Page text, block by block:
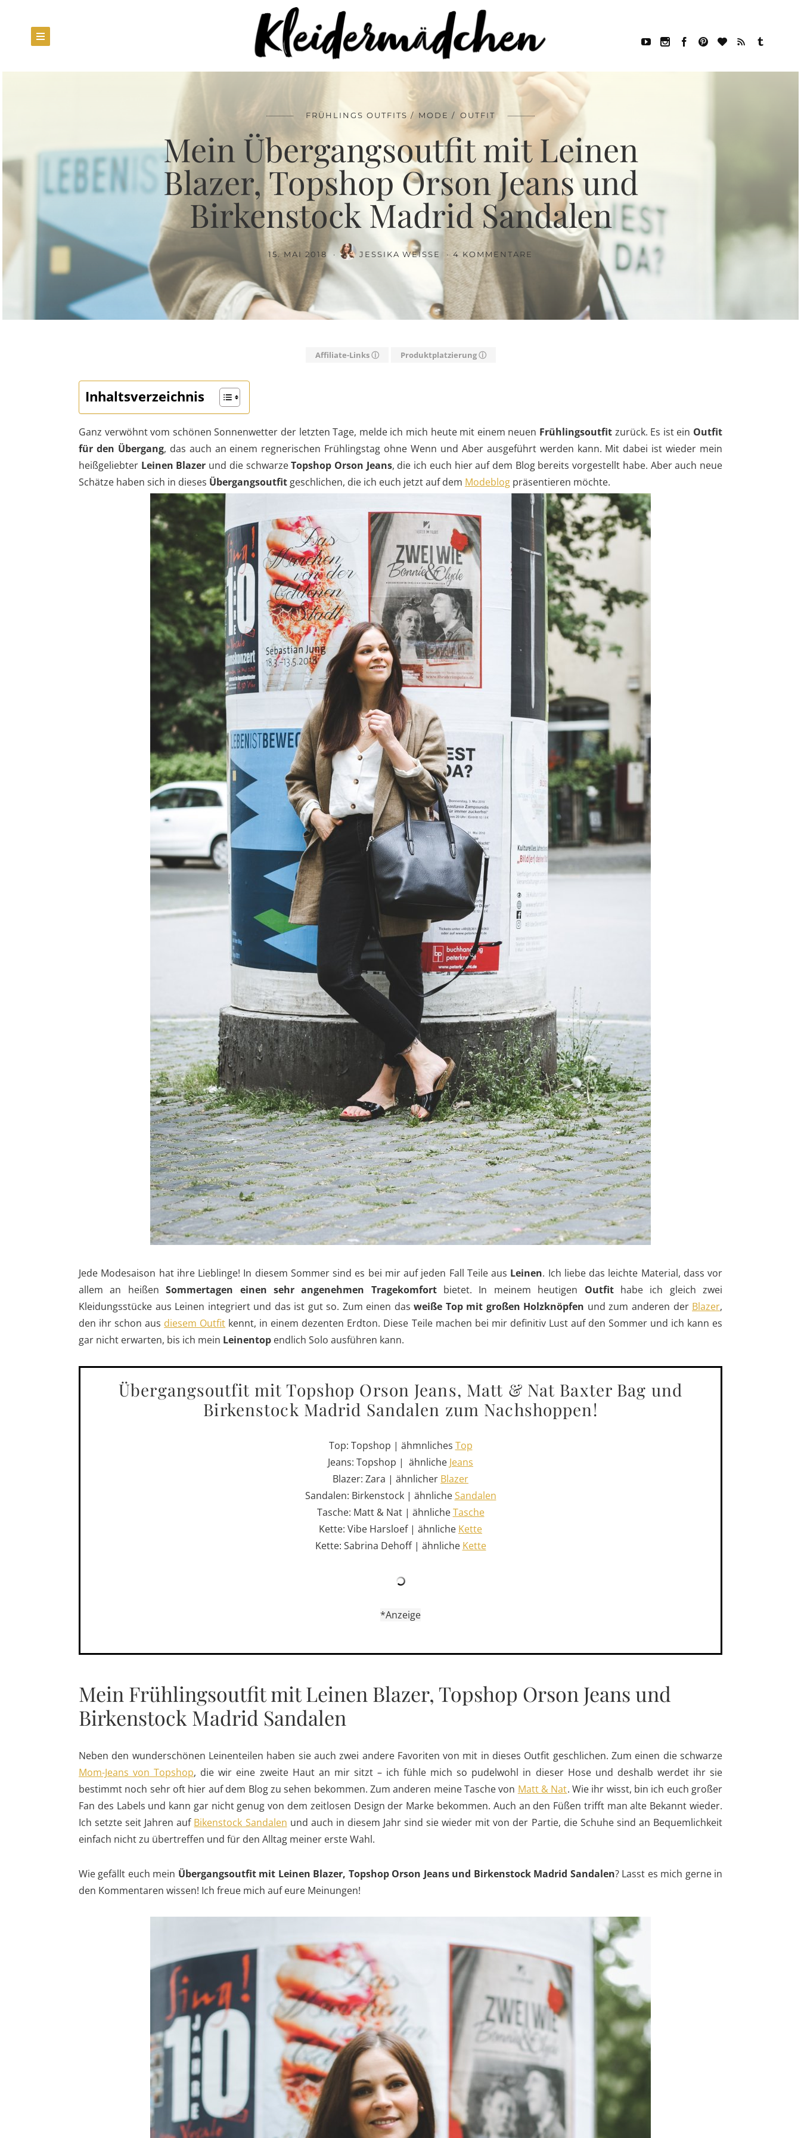
Mein Übergangsoutfit mit Leinen Blazer, Topshop Orson Jeans und Birkenstock Madrid Sandalen
FRÜHLINGS OUTFITS MODE OUTFIT
Mein Übergangsoutfit mit Leinen
Blazer, Topshop Orson Jeans und
Birkenstock Madrid Sandalen
15. MAI 2018 JESSIKA WEISSE 4 KOMMENTARE
Affiliate-Links ⓘ Produktplatzierung ⓘ
Inhaltsverzeichnis
Ganz verwöhnt vom schönen Sonnenwetter der letzten Tage, melde ich mich heute mit einem neuen Frühlingsoutfit zurück. Es ist ein Outfit
für den Übergang, das auch an einem regnerischen Frühlingstag ohne Wenn und Aber ausgeführt werden kann. Mit dabei ist wieder mein
heißgeliebter Leinen Blazer und die schwarzeTopshop Orson Jeans, die ich euch hier auf dem Blog bereits vorgestellt habe. Aber auch neue
Schätze haben sich in dieses Übergangsoutfit geschlichen, die ich euch jetzt auf dem Modeblog präsentieren möchte.
Jede Modesaison hat ihre Lieblinge! In diesem Sommer sind es bei mir auf jeden Fall Teile aus Leinen. Ich liebe das leichte Material, dass vor
allem an heißenSommertagen einen sehr angenehmen Tragekomfortbietet. In meinem heutigen Outfithabe ich gleich zwei
Kleidungsstücke aus Leinen integriert und das ist gut so. Zum einen dasweiße Top mit großen Holzknöpfen und zum anderen der Blazer,
den ihr schon aus diesem Outfit kennt, in einem dezenten Erdton. Diese Teile machen bei mir definitiv Lust auf den Sommer und ich kann es
gar nicht erwarten, bis ich mein Leinentop endlich Solo ausführen kann.
Übergangsoutfit mit Topshop Orson Jeans, Matt & Nat Baxter Bag und
Birkenstock Madrid Sandalen zum Nachshoppen!
Top: Topshop | ähmnliches Top
Jeans: Topshop | ähnliche Jeans
Blazer: Zara | ähnlicher Blazer
Sandalen: Birkenstock | ähnlicheSandalen
Tasche: Matt & Nat | ähnlicheTasche
Kette: Vibe Harsloef | ähnliche Kette
Kette: Sabrina Dehoff | ähnliche Kette
*Anzeige
Mein Frühlingsoutfit mit Leinen Blazer, Topshop Orson Jeans und
Birkenstock Madrid Sandalen
Neben den wunderschönen Leinenteilen haben sie auch zwei andere Favoriten von mit in dieses Outfit geschlichen. Zum einen die schwarze
Mom-Jeans von Topshop, die wir eine zweite Haut an mir sitzt – ich fühle mich so pudelwohl in dieser Hose und deshalb werdet ihr sie
bestimmt noch sehr oft hier auf dem Blog zu sehen bekommen. Zum anderen meine Tasche von Matt & Nat. Wie ihr wisst, bin ich euch großer
Fan des Labels und kann gar nicht genug von dem zeitlosen Design der Marke bekommen. Auch an den Füßen trifft man alte Bekannt wieder.
Ich setzte seit Jahren auf Bikenstock Sandalen und auch in diesem Jahr sind sie wieder mit von der Partie, die Schuhe sind an Bequemlichkeit
einfach nicht zu übertreffen und für den Alltag meiner erste Wahl.
Wie gefällt euch mein Übergangsoutfit mit Leinen Blazer, Topshop Orson Jeans und Birkenstock Madrid Sandalen? Lasst es mich gerne in
den Kommentaren wissen! Ich freue mich auf eure Meinungen!